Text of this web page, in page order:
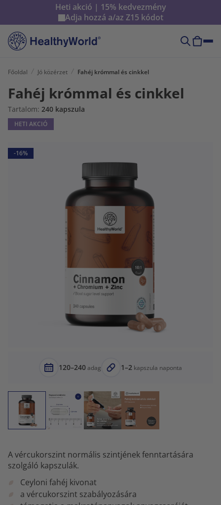
Heti akció | 15% kedvezmény
Adja hozzá a/az Z15 kódot
Főoldal Jó közérzet Fahéj krómmal és cinkkel
Fahéj krómmal és cinkkel
Tartalom: 240 kapszula
HETI AKCIÓ
-16%
120–240adag 1–2 kapszula naponta
A vércukorszint normális szintjének fenntartására
szolgáló kapszulák.
Ceyloni fahéj kivonat
a vércukorszint szabályozására